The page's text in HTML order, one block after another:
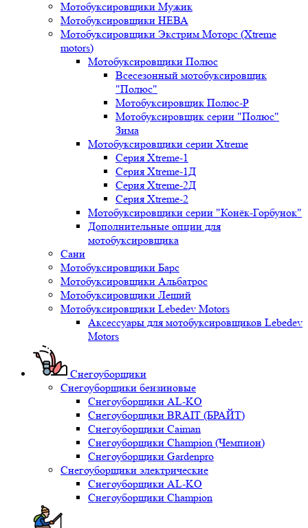
Мотобуксировщики Мужик
Мотобуксировщики НЕВА
Мотобуксировщики Экстрим Моторс (Xtreme
motors)
Мотобуксировщики Полюс
Всесезонный мотобуксировщик
"Полюс"
Мотобуксировщик Полюс-Р
Мотобуксировщик серии "Полюс"
Зима
Мотобуксировщики серии Xtreme
Серия Xtreme-1
Серия Xtreme-1Д
Серия Xtreme-2Д
Серия Xtreme-2
Мотобуксировщики серии "Конёк-Горбунок"
Дополнительные опции для
мотобуксировщика
Сани
Мотобуксировщики Барс
Мотобуксировщики Альбатрос
Мотобуксировщики Леший
Мотобуксировщики Lebedev Motors
Аксессуары для мотобуксировщиков Lebedev
Motors
Снегоуборщики
Снегоуборщики бензиновые
Снегоуборщики AL-KO
Снегоуборщики BRAIT (БРАЙТ)
Снегоуборщики Caiman
Снегоуборщики Champion (Чемпион)
Снегоуборщики Gardenpro
Снегоуборщики электрические
Снегоуборщики AL-KO
Снегоуборщики Champion